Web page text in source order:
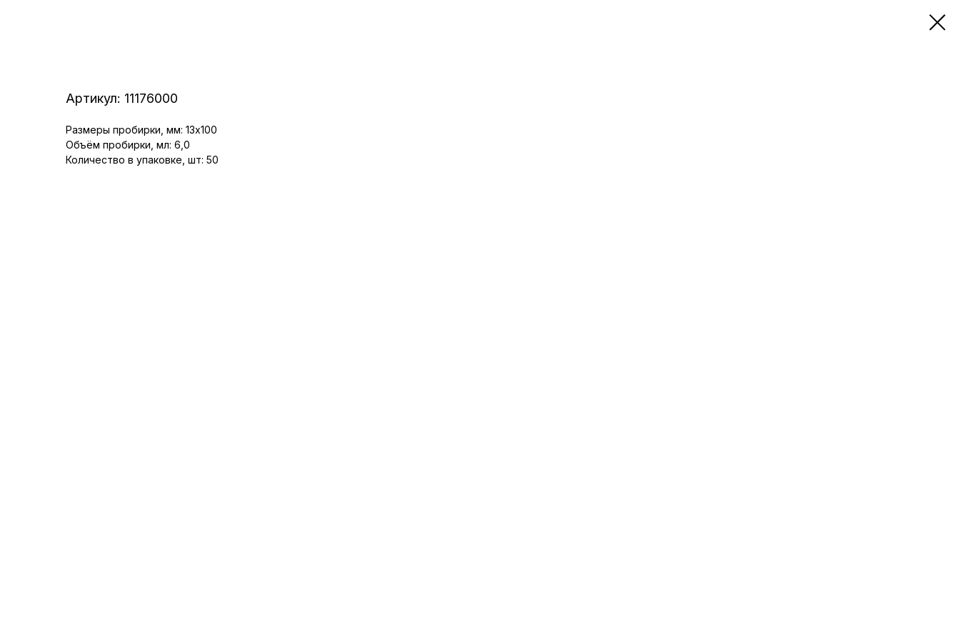
Артикул: 11176000
Размеры пробирки, мм: 13x100
Объём пробирки, мл: 6,0
Количество в упаковке, шт: 50